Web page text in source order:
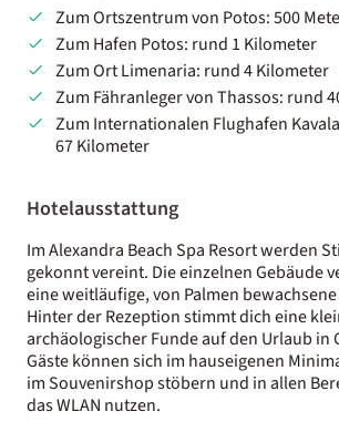
Zum Ortszentrum von Potos: 500
Zum Hafen Potos: rund 1 Kilometer
Zum Ort Limenaria: rund 4 Kilometer
Zum Fähranleger von Thassos: rund
Zum Internationalen Flughafen
67 Kilometer
Hotelausstattung
Im Alexandra Beach Spa Resort werden
gekonnt vereint. Die einzelnen Gebäude
eine weitläufige, von Palmen
Hinter der Rezeption stimmt dich eine
archäologischer Funde auf den Urlaub in
Gäste können sich im hauseigenen
im Souvenirshop stöbern und in allen
das WLAN nutzen.